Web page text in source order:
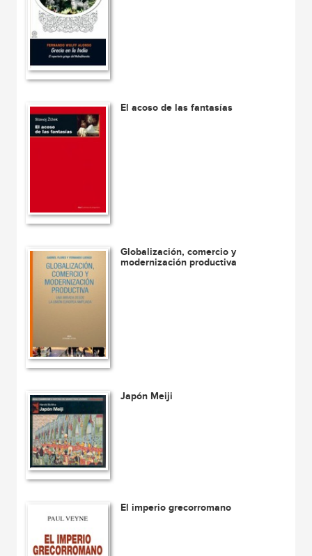
El acoso de las fantasías
Globalización, comercio y
modernización productiva
Japón Meiji
El imperio grecorromano